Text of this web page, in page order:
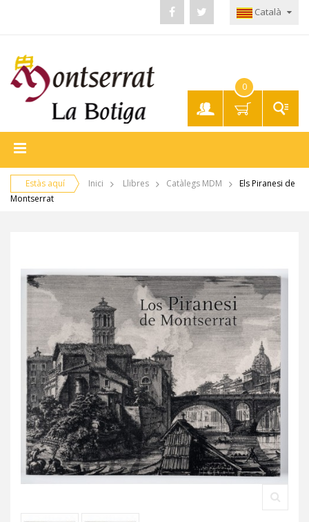
compte
Català
0
Estàs aquí Inici Llibres Catàlegs MDM
Els Piranesi de
Montserrat